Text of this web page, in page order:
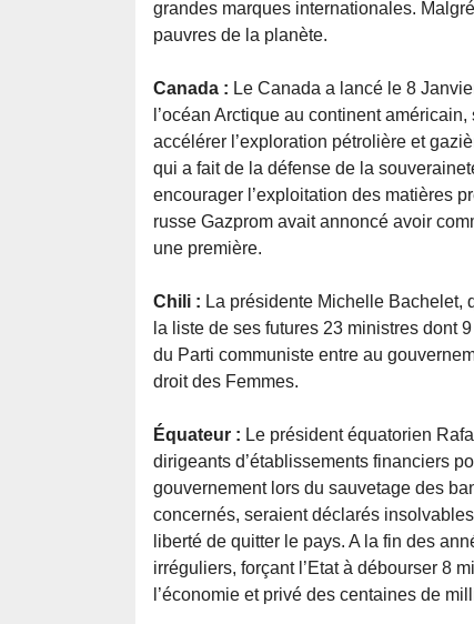
grandes marques internationales.
pauvres de la planète.
Canada : Le Canada a lancé le 8
l’océan Arctique au continent
accélérer l’exploration pétrolière et
qui a fait de la défense de la
encourager l’exploitation des matières
russe Gazprom avait annoncé avoir
une première.
Chili : La présidente Michelle Bachelet,
la liste de ses futures 23 ministres dont
du Parti communiste entre au
droit des Femmes.
Équateur : Le président équatorien
dirigeants d’établissements financiers
gouvernement lors du sauvetage des
concernés, seraient déclarés
liberté de quitter le pays. A la fin des
irréguliers, forçant l’Etat à débourser 8
l’économie et privé des centaines de